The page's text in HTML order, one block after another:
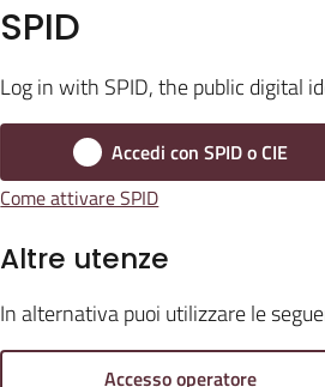
SPID
Log in with SPID, the public digital
Accedi con SPID o CIE
Come attivare SPID
Altre utenze
In alternativa puoi utilizzare le
Accesso operatore